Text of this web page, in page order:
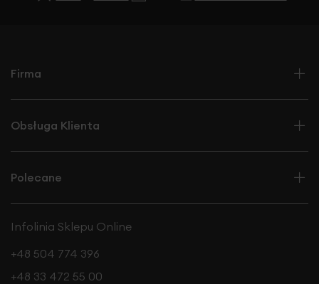
Firma
Obsługa Klienta
Polecane
Infolinia Sklepu Online
+48 504 774 396
+48 33 472 55 00